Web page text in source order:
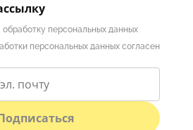
обработку персональных данных
персональных данных согласен